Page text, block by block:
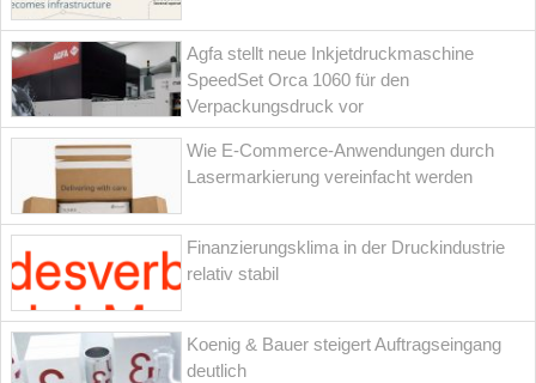
Agfa stellt neue Inkjetdruckmaschine
SpeedSet Orca 1060 für den
Verpackungsdruck vor
Wie E-Commerce-Anwendungen durch
Lasermarkierung vereinfacht werden
Finanzierungsklima in der Druckindustrie
relativ stabil
Koenig & Bauer steigert Auftragseingang
deutlich